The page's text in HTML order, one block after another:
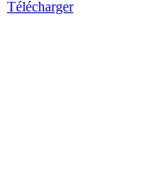
Télécharger